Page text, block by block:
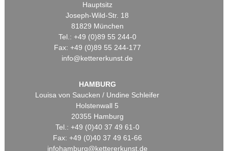
Hauptsitz
Joseph-Wild-Str. 18
81829 München
Tel.: +49 (0)89 55 244-0
Fax: +49 (0)89 55 244-177
info@kettererkunst.de
HAMBURG
Louisa von Saucken / Undine Schleifer
Holstenwall 5
20355 Hamburg
Tel.: +49 (0)40 37 49 61-0
Fax: +49 (0)40 37 49 61-66
infohamburg@kettererkunst.de